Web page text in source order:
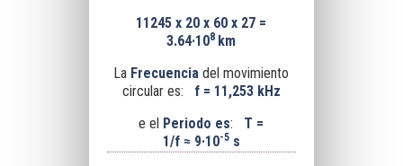
11245 x 20 x 60 x 27 =
3.64·108 km
La Frecuencia del movimiento
circular es:
f = 11,253 kHz
e el Periodo es:
T =
1/f ≈ 9·10-5s